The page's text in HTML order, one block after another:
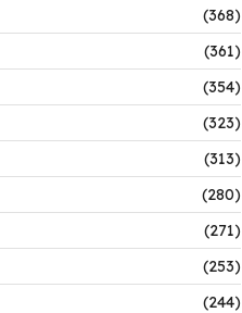
(368)
(361)
(354)
(323)
(313)
(280)
(271)
(253)
(244)